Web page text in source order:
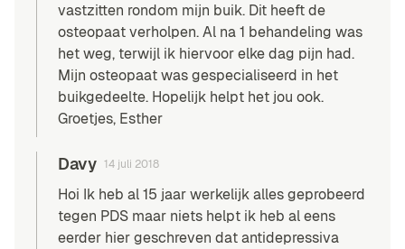
vastzitten rondom mijn buik. Dit heeft de
osteopaat verholpen. Al na 1 behandeling was
het weg, terwijl ik hiervoor elke dag pijn had.
Mijn osteopaat was gespecialiseerd in het
buikgedeelte. Hopelijk helpt het jou ook.
Groetjes, Esther
Davy 14 juli 2018
Hoi Ik heb al 15 jaar werkelijk alles geprobeerd
tegen PDS maar niets helpt ik heb al eens
eerder hier geschreven dat antidepressiva